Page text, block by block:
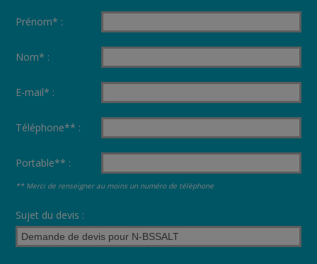
Prénom* :
Nom* :
E-mail* :
Téléphone** :
Portable** :
** Merci de renseigner au moins un numéro de téléphone
Sujet du devis :